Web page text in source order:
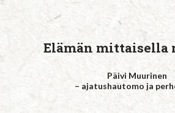
Elämän mittaisella
Päivi Muurinen
– ajatushautomo ja